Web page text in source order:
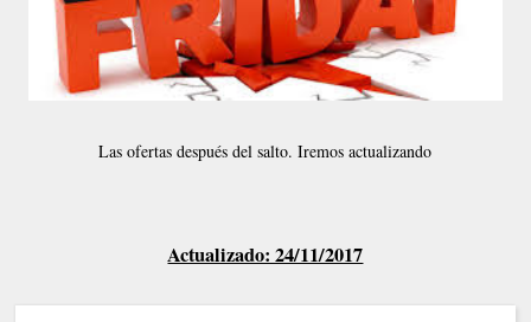
Las ofertas después del salto. Iremos actualizando
Actualizado: 24/11/2017